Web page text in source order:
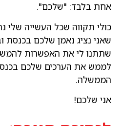
אחת בלבד: "שלכם".
כולי תקווה שכל העשייה שלי
שאני נציג נאמן שלכם בכנסת
שתתנו לי את האפשרות
לממש את הערכים שלכם
הממשלה.
אני שלכם!